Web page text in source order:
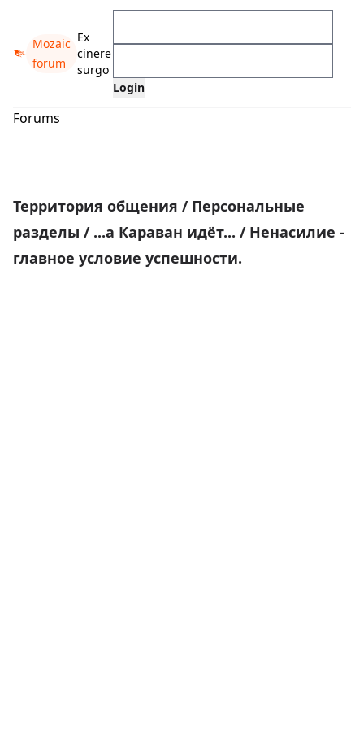
Mozaic
forum
Ex
cinere
surgo
Forums
Территория общения / Персональные
разделы / ...а Караван идёт... / Ненасилие -
главное условие успешности.